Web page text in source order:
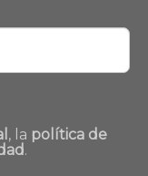
, la política de
.